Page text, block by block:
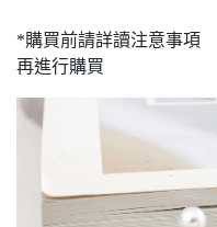
*購買前請詳讀注意事項
再進行購買